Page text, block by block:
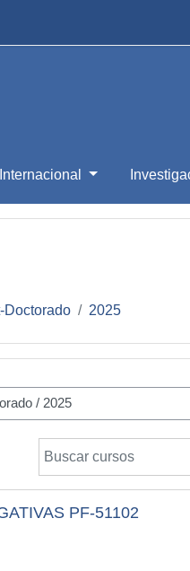
Doctorado 2025
Buscar cursos
PF-51102